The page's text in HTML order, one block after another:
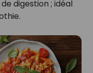
digestion ; idéal